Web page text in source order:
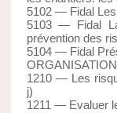
5102 — Fidal
5103 — Fidal
prévention des
5104 — Fidal
1210 — Les
j)
1211 — Evaluer